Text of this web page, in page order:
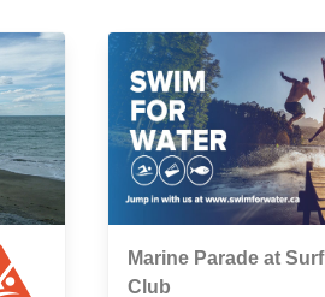
Marine Parade at Surf
Club